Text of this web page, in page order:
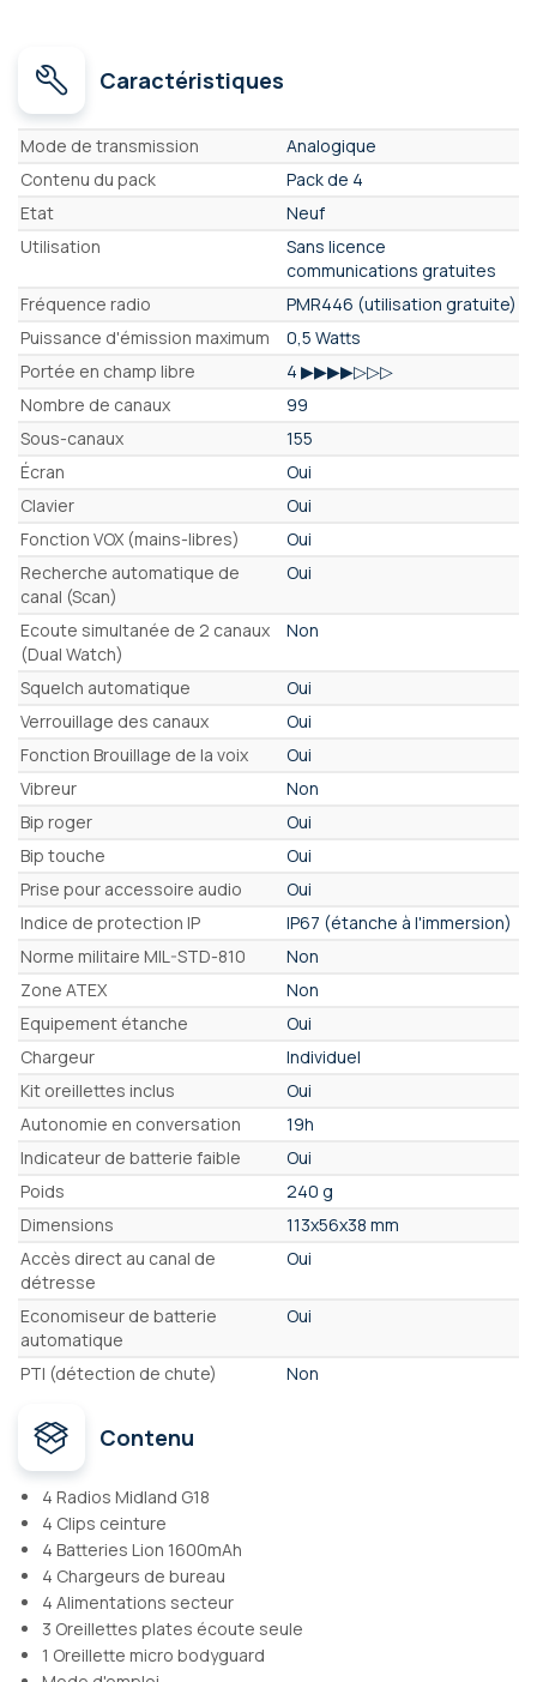
Caractéristiques
Caractéristiques
Mode de transmission
Analogique
Contenu du pack
Pack de 4
Etat
Neuf
Utilisation
Sans licence
communications gratuites
Fréquence radio
PMR446 (utilisation gratuite)
Puissance d'émission maximum
0,5 Watts
Portée en champ libre
4 ▶▶▶▶▷▷▷
Nombre de canaux
99
Sous-canaux
155
Écran
Oui
Clavier
Oui
Fonction VOX (mains-libres)
Oui
Recherche automatique de
canal (Scan)
Oui
Ecoute simultanée de 2 canaux
(Dual Watch)
Non
Squelch automatique
Oui
Verrouillage des canaux
Oui
Fonction Brouillage de la voix
Oui
Vibreur
Non
Bip roger
Oui
Bip touche
Oui
Prise pour accessoire audio
Oui
Indice de protection IP
IP67 (étanche à l'immersion)
Norme militaire MIL-STD-810
Non
Zone ATEX
Non
Equipement étanche
Oui
Chargeur
Individuel
Kit oreillettes inclus
Oui
Autonomie en conversation
19h
Indicateur de batterie faible
Oui
Poids
240 g
Dimensions
113x56x38 mm
Accès direct au canal de
détresse
Oui
Economiseur de batterie
automatique
Oui
PTI (détection de chute) Non
Contenu
4 Radios Midland G18
4 Clips ceinture
4 Batteries Lion 1600mAh
4 Chargeurs de bureau
4 Alimentations secteur
3 Oreillettes plates écoute seule
1 Oreillette micro bodyguard